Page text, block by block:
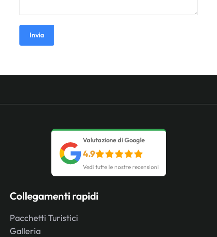
Invia
Valutazione di Google
4.9
Vedi tutte le nostre recensioni
Collegamenti rapidi
Pacchetti Turistici
Galleria